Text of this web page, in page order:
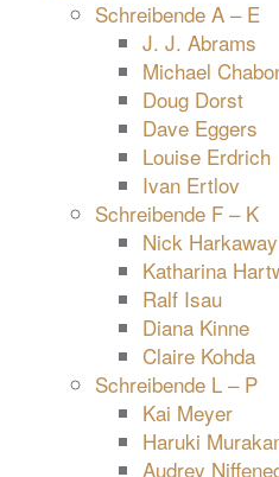
Schreibende A – E
J. J. Abrams
Michael
Doug Dorst
Dave Eggers
Louise Erdrich
Ivan Ertlov
Schreibende F – K
Nick Harkaway
Katharina
Ralf Isau
Diana Kinne
Claire Kohda
Schreibende L – P
Kai Meyer
Haruki
Audrey